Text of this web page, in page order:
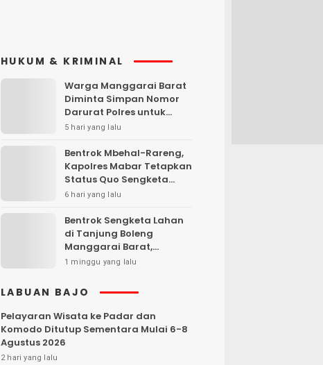
HUKUM & KRIMINAL
Warga Manggarai Barat
Diminta Simpan Nomor
Darurat Polres untuk
Laporan Kamtibmas
5 hari yang lalu
Bentrok Mbehal-Rareng,
Kapolres Mabar Tetapkan
Status Quo Sengketa
Lengkong Warang
6 hari yang lalu
Bentrok Sengketa Lahan
di Tanjung Boleng
Manggarai Barat,
Kendaraan Dibakar
1 minggu yang lalu
LABUAN BAJO
Pelayaran Wisata ke Padar dan
Komodo Ditutup Sementara Mulai 6-8
Agustus 2026
2 hari yang lalu